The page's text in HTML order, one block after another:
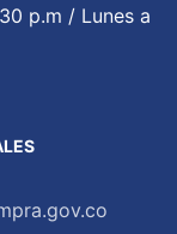
p.m / Lunes a